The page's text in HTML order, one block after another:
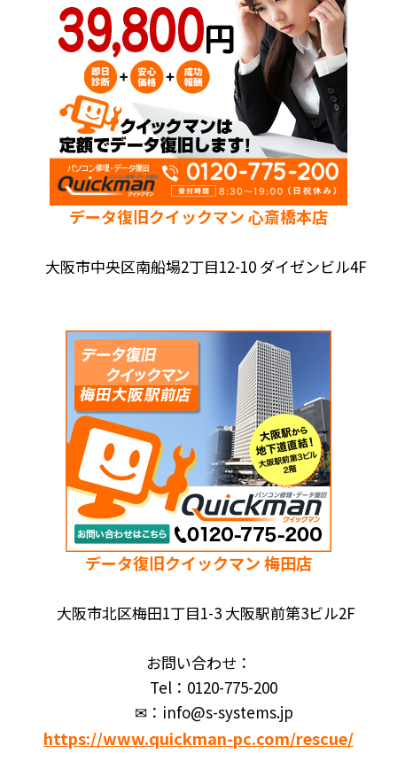
データ復旧クイックマン 心斎橋本店
大阪市中央区南船場2丁目12-10 ダイゼンビル4F
データ復旧クイックマン 梅田店
大阪市北区梅田1丁目1-3 大阪駅前第3ビル2F
お問い合わせ：
Tel：0120-775-200
✉：info@s-systems.jp
https://www.quickman-pc.com/rescue/